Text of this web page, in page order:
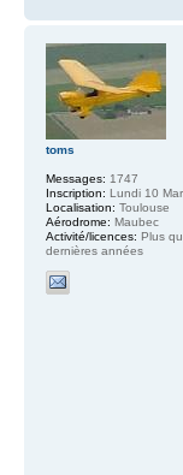
toms
Messages: 1747
Inscription: Lundi 10
Localisation: Toulouse
Aérodrome: Maubec
Activité/licences: Plus
dernières années